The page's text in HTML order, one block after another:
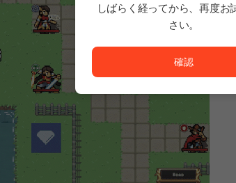
しばらく経ってから、再度お
さい。
ただいまサービスを正常に利
確認